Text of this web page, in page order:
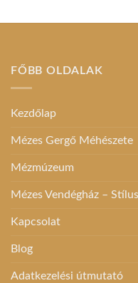
FŐBB OLDALAK
Kezdőlap
Mézes Gergő Méhészete
Mézmúzeum
Mézes Vendégház –
Kapcsolat
Blog
Adatkezelési útmutató